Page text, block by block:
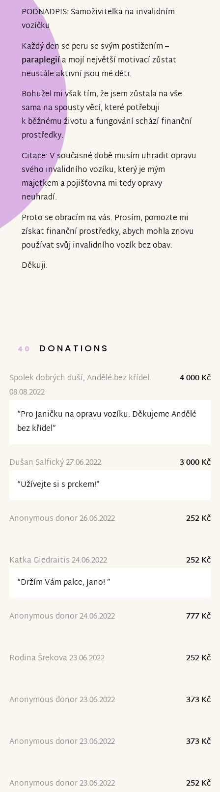
PODNADPIS: Samoživitelka na invalidním
vozíčku
Každý den se peru se svým postižením –
paraplegiía mojí největší motivací zůstat
neustále aktivní jsou mé děti.
Bohužel mi však tím, že jsem zůstala na vše
sama na spousty věcí, které potřebuji
k běžnému životu a fungování schází finanční
prostředky.
Citace: V současné době musím uhradit opravu
svého invalidního vozíku, který je mým
majetkem a pojišťovna mi tedy opravy
neuhradí.
Proto se obracím na vás. Prosím, pomozte mi
získat finanční prostředky, abych mohla znovu
používat svůj invalidního vozík bez obav.
Děkuji.
40 DONATIONS
Spolek dobrých duší, Andělé bez křídel.
08.08.2022
4 000 Kč
“Pro Janičku na opravu vozíku. Děkujeme Andělé
bez křídel”
Dušan Salfický 27.06.2022
3 000 Kč
“Užívejte si s prckem!”
Anonymous donor 26.06.2022 252 Kč
Katka Giedraitis 24.06.2022
252 Kč
“Držím Vám palce, Jano! ”
Anonymous donor 24.06.2022 777 Kč
Rodina Šrekova 23.06.2022 252 Kč
Anonymous donor 23.06.2022 373 Kč
Anonymous donor 23.06.2022 373 Kč
Anonymous donor 23.06.2022 252 Kč